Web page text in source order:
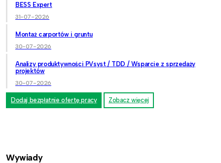
BESS Expert
31-07-2026
Montaż carportów i gruntu
30-07-2026
Analizy produktywności PVsyst / TDD / Wsparcie z sprzedaży
projektów
30-07-2026
Dodaj bezpłatnie ofertę pracy Zobacz więcej
Wywiady